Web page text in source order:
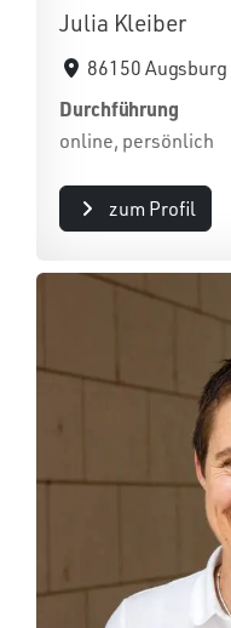
Julia Kleiber
86150 Augsburg
Durchführung
online, persönlich
zum Profil